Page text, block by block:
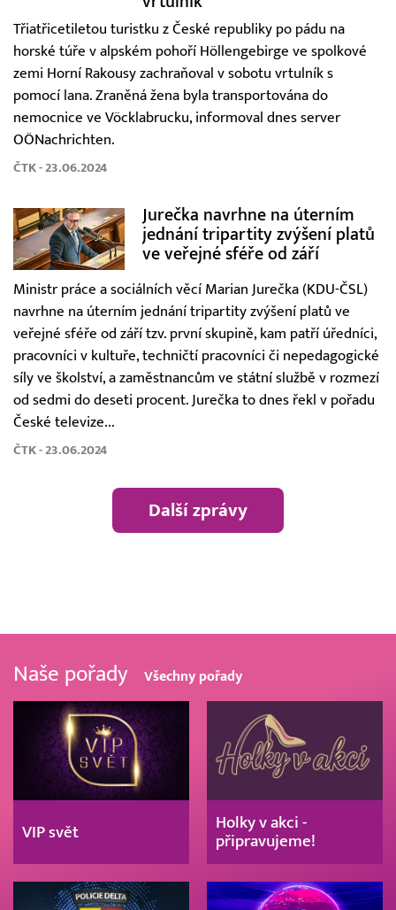
Třiatřicetiletou turistku z České republiky po pádu na
horské túře v alpském pohoří Höllengebirge ve spolkové
zemi Horní Rakousy zachraňoval v sobotu vrtulník s
pomocí lana. Zraněná žena byla transportována do
nemocnice ve Vöcklabrucku, informoval dnes server
OÖNachrichten.
ČTK - 23.06.2024
Jurečka navrhne na úterním
jednání tripartity zvýšení platů
ve veřejné sféře od září
Ministr práce a sociálních věcí Marian Jurečka (KDU-ČSL)
navrhne na úterním jednání tripartity zvýšení platů ve
veřejné sféře od září tzv. první skupině, kam patří úředníci,
pracovníci v kultuře, techničtí pracovníci či nepedagogické
síly ve školství, a zaměstnancům ve státní službě v rozmezí
od sedmi do deseti procent. Jurečka to dnes řekl v pořadu
České televize...
ČTK - 23.06.2024
Další zprávy
Naše pořady Všechny pořady
VIP svět
Holky v akci -
připravujeme!